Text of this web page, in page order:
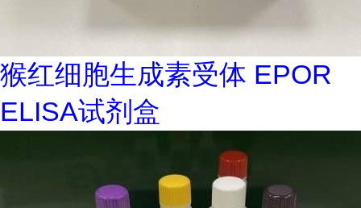
猴红细胞生成素受体 EPOR
ELISA试剂盒